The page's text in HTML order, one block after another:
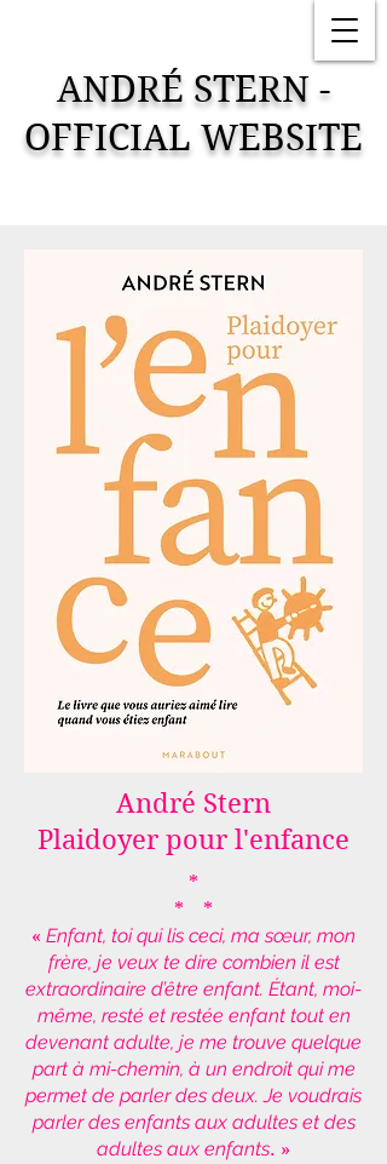
ANDRÉ STERN -
OFFICIAL WEBSITE
André Stern
Plaidoyer pour l'enfance
*
* *
« Enfant, toi qui lis ceci, ma sœur, mon
frère, je veux te dire combien il est
extraordinaire d’être enfant. Étant, moi-
même, resté et restée enfant tout en
devenant adulte, je me trouve quelque
part à mi-chemin, à un endroit qui me
permet de parler des deux. Je voudrais
parler des enfants aux adultes et des
adultes aux enfants. »